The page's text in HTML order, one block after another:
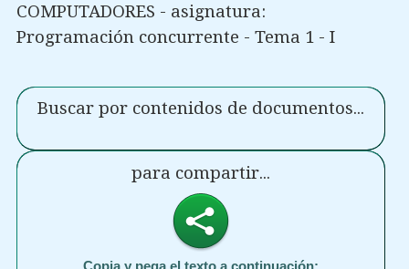
COMPUTADORES - asignatura:
Programación concurrente - Tema 1 - I
Buscar por contenidos de documentos...
para compartir...